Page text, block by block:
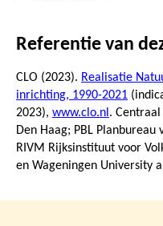
Referentie van
CLO (2023). Realisatie
inrichting, 1990-2021
2023), www.clo.nl . Centraal
Den Haag; PBL
RIVM Rijksinstituut voor
en Wageningen University